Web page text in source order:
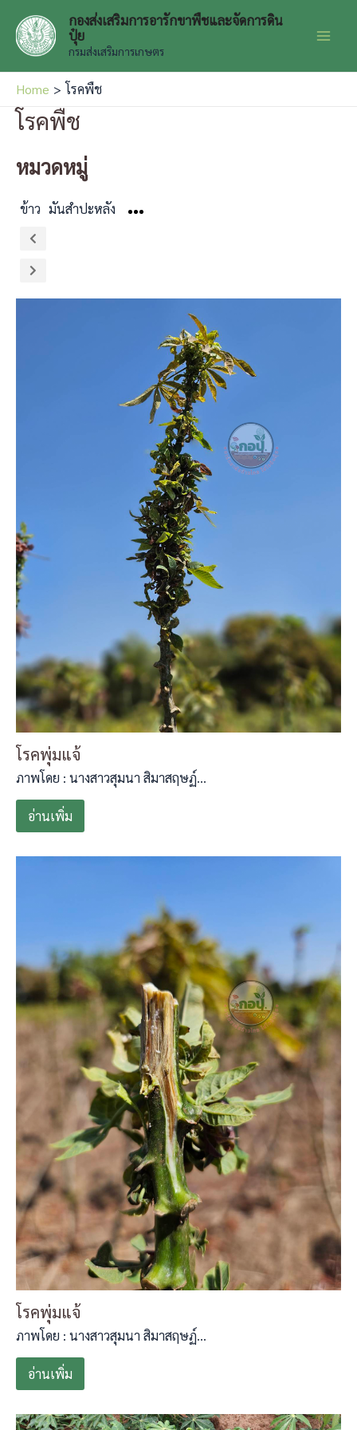
content
กองส่งเสริมการอารักขาพืชและจัดการดิน
ปุ๋ย
กรมส่งเสริมการเกษตร
Home โรคพืช
โรคพืช
หมวดหมู่
ข้าว มันสำปะหลัง
โรคพุ่มแจ้
ภาพโดย : นางสาวสุมนา สิมาสฤษฏ์…
อ่านเพิ่ม
โรคพุ่มแจ้
ภาพโดย : นางสาวสุมนา สิมาสฤษฏ์…
อ่านเพิ่ม